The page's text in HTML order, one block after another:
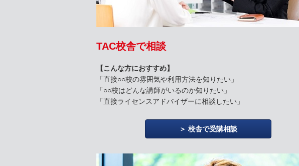
TAC校舎で相談
【こんな方におすすめ】
「直接○○校の雰囲気や利用方法を知りたい」
「○○校はどんな講師がいるのか知りたい」
「直接ライセンスアドバイザーに相談したい」
校舎で受講相談